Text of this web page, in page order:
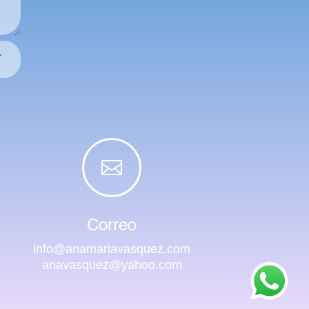

Correo
info@anamariavasquez.com
anavasquez@yahoo.com